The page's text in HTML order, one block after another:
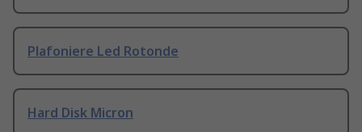
Plafoniere Led Rotonde
Hard Disk Micron